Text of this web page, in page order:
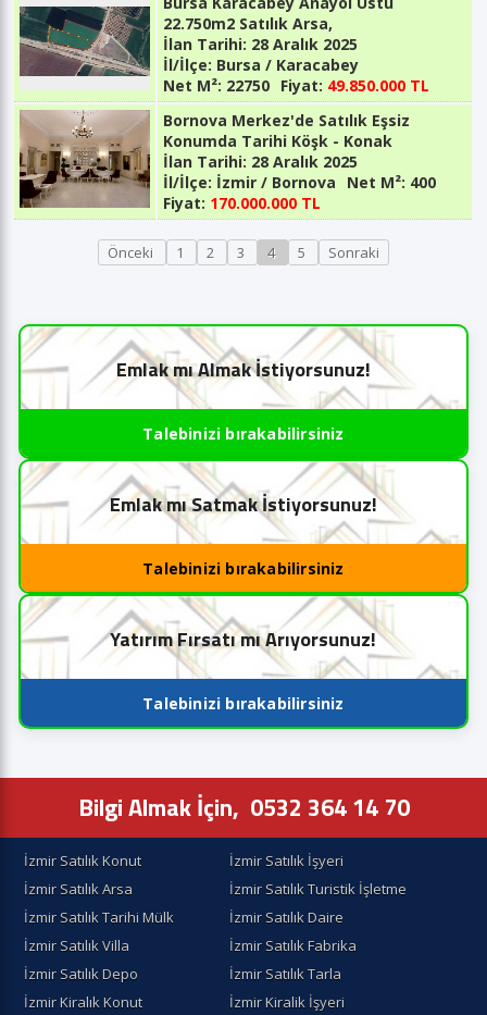
22.750m2 Satılık Arsa,
İlan Tarihi: 28 Aralık 2025
İl/İlçe: Bursa / Karacabey
Net M²: 22750 Fiyat: 49.850.000 TL
Bornova Merkez'de Satılık Eşsiz
Konumda Tarihi Köşk - Konak
İlan Tarihi: 28 Aralık 2025
İl/İlçe: İzmir / Bornova Net M²: 400
Fiyat: 170.000.000 TL
Önceki 1 2 3 4 5 Sonraki
Emlak mı Almak İstiyorsunuz!
Talebinizi bırakabilirsiniz
Emlak mı Satmak İstiyorsunuz!
Talebinizi bırakabilirsiniz
Yatırım Fırsatı mı Arıyorsunuz!
Talebinizi bırakabilirsiniz
Bilgi Almak İçin, 0532 364 14 70
İzmir Satılık Konut
İzmir Satılık İşyeri
İzmir Satılık Arsa
İzmir Satılık Turistik İşletme
İzmir Satılık Tarihi Mülk
İzmir Satılık Daire
İzmir Satılık Villa
İzmir Satılık Fabrika
İzmir Satılık Depo
İzmir Satılık Tarla
İzmir Kiralık Konut
İzmir Kiralik İşyeri